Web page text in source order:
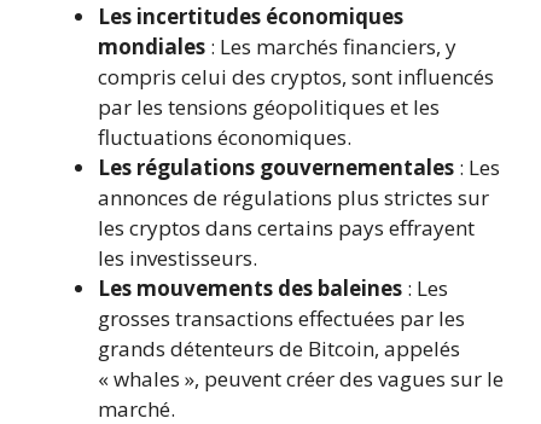
Les incertitudes économiques
mondiales : Les marchés financiers, y
compris celui des cryptos, sont influencés
par les tensions géopolitiques et les
fluctuations économiques.
Les régulations gouvernementales : Les
annonces de régulations plus strictes sur
les cryptos dans certains pays effrayent
les investisseurs.
Les mouvements des baleines : Les
grosses transactions effectuées par les
grands détenteurs de Bitcoin, appelés
« whales », peuvent créer des vagues sur le
marché.